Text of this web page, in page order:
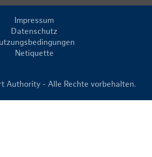
Impressum
Datenschutz
Netiquette
Authority - Alle Rechte vorbehalten.